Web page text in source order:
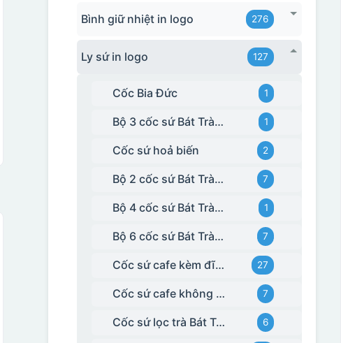
Bình giữ nhiệt in logo 276
Ly sứ in logo 127
Cốc Bia Đức 1
Bộ 3 cốc sứ Bát Tràng 1
Cốc sứ hoả biến 2
Bộ 2 cốc sứ Bát Tràng 7
Bộ 4 cốc sứ Bát Tràng 1
Bộ 6 cốc sứ Bát Tràng 7
Cốc sứ cafe kèm đĩa Bát Tràng 27
Cốc sứ cafe không kèm đĩa kê Bát Tràng 7
Cốc sứ lọc trà Bát Tràng 6